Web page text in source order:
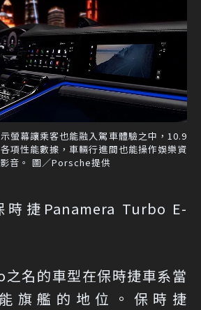
螢幕讓乘客也能融入駕車體驗之中，10.9
項性能數據，車輛行進間也能操作娛樂資
音。 圖／Porsche提供
捷Panamera Turbo E-
名的車型在保時捷車系當
旗艦的地位。保時捷